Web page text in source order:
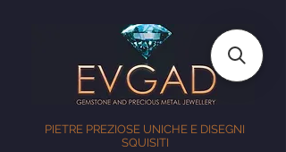
PIETRE PREZIOSE UNICHE E DISEGNI
SQUISITI